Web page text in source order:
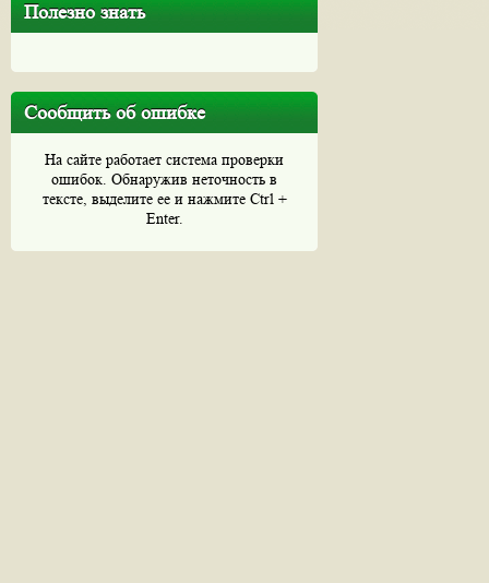
Полезно знать
Сообщить об ошибке
На сайте работает система проверки
ошибок. Обнаружив неточность в
тексте, выделите ее и нажмите Ctrl +
Enter.